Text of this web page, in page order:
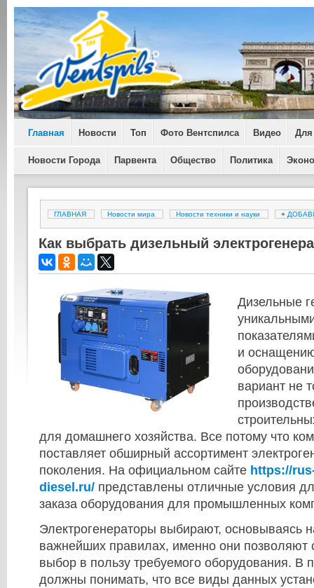
Главная Новости Топ Фото Вентспилса Видео Для
Новости Города Парвента Общество Политика
ГЛАВНАЯ Новости мира Новости техники и науки +
Как выбрать дизельный
Дизельные
и
вариант не
для домашнего хозяйства. Все потому что
поставляет обширный ассортимент
поколения. На официальном сайте https://
diesel.ru/ представлены отличные условия
заказа оборудования для промышленных
Электрогенераторы выбирают, основываясь
важнейших правилах, именно они позволяют
выбор в пользу требуемого оборудования. В
должны понимать, что все виды данных